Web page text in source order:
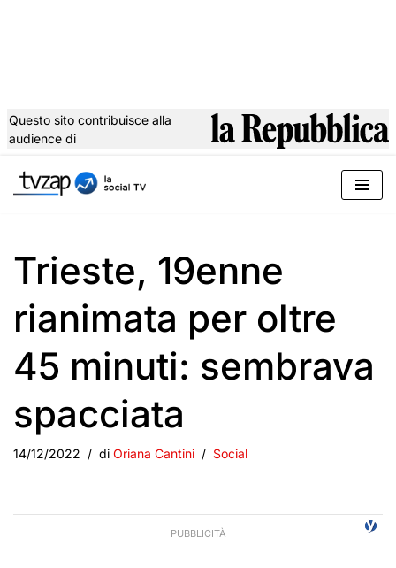
al
Questo sito contribuisce alla
audience di
Trieste, 19enne
rianimata per oltre
45 minuti: sembrava
spacciata
14/12/2022 di Oriana Cantini Social